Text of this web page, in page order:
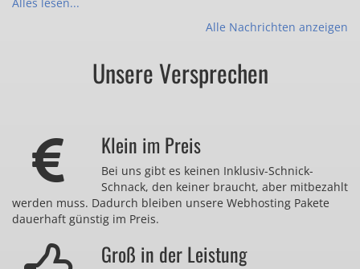
Alle Nachrichten anzeigen
Unsere Versprechen
Klein im Preis
Bei uns gibt es keinen Inklusiv-Schnick-
Schnack, den keiner braucht, aber mitbezahlt
werden muss. Dadurch bleiben unsere Webhosting Pakete
dauerhaft günstig im Preis.
Groß in der Leistung